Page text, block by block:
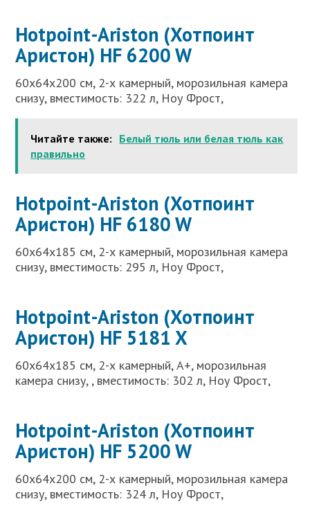
Hotpoint-Ariston (Хотпоинт
Аристон) HF 6200 W
60x64x200 см, 2-х камерный, морозильная камера
снизу, вместимость: 322 л, Ноу Фрост,
Читайте также: Белый тюль или белая тюль как
правильно
Hotpoint-Ariston (Хотпоинт
Аристон) HF 6180 W
60x64x185 см, 2-х камерный, морозильная камера
снизу, вместимость: 295 л, Ноу Фрост,
Hotpoint-Ariston (Хотпоинт
Аристон) HF 5181 X
60x64x185 см, 2-х камерный, A+, морозильная
камера снизу, , вместимость: 302 л, Ноу Фрост,
Hotpoint-Ariston (Хотпоинт
Аристон) HF 5200 W
60x64x200 см, 2-х камерный, морозильная камера
снизу, вместимость: 324 л, Ноу Фрост,